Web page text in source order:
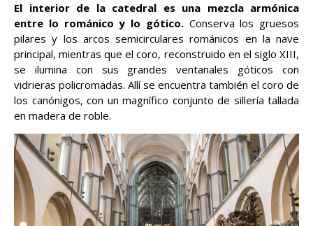
El interior de la catedral es una mezcla armónica
entre lo románico y lo gótico.Conserva los gruesos
pilares y los arcos semicirculares románicos en la nave
principal, mientras que el coro, reconstruido en el siglo XIII,
se ilumina con sus grandes ventanales góticos con
vidrieras policromadas. Allí se encuentra también el coro de
los canónigos, con un magnífico conjunto de sillería tallada
en madera de roble.